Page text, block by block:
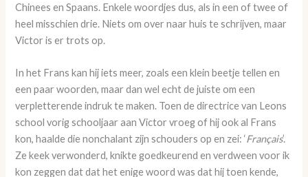
Chinees en Spaans. Enkele woordjes dus, als in een of twee of
heel misschien drie. Niets om over naar huis te schrijven, maar
Victor is er trots op.
In het Frans kan hij iets meer, zoals een klein beetje tellen en
een paar woorden, maar dan wel echt de juiste om een
verpletterende indruk te maken. Toen de directrice van Leons
school vorig schooljaar aan Victor vroeg of hij ook al Frans
kon, haalde die nonchalant zijn schouders op en zei: ‘Français’.
Ze keek verwonderd, knikte goedkeurend en verdween voor ik
kon zeggen dat dat het enige woord was dat hij toen kende,